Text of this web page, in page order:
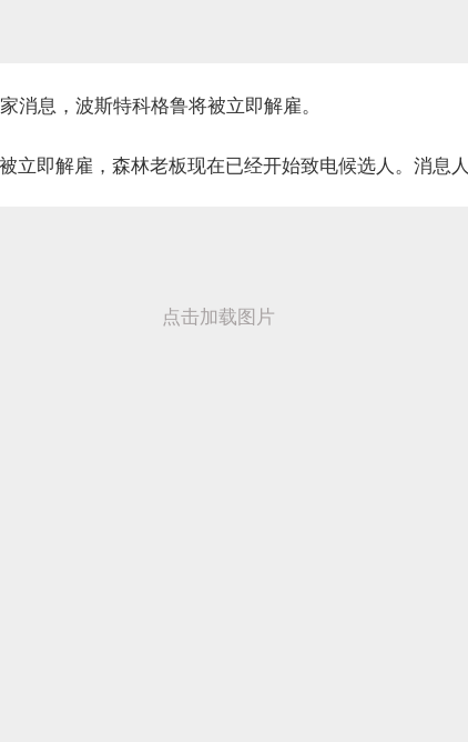
消息，波斯特科格鲁将被立即解雇。
即解雇，森林老板现在已经开始致电候选人。消息
点击加载图片